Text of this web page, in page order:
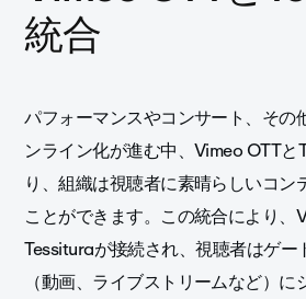
統合
パフォーマンスやコンサート、その
ンライン化が進む中、Vimeo OTTと
り、組織は視聴者に素晴らしいコン
ことができます。この統合により、
Tessituraが接続され、視聴者はゲー
（動画、ライブストリームなど）